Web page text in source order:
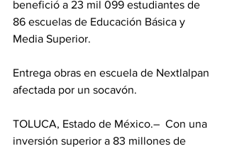
benefició a 23 mil 099 estudiantes de
86 escuelas de Educación Básica y
Media Superior.
Entrega obras en escuela de Nextlalpan
afectada por un socavón.
TOLUCA, Estado de México.–  Con una
inversión superior a 83 millones de